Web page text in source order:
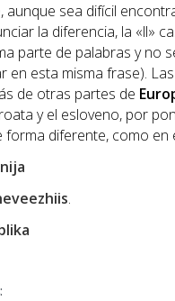
aunque sea difícil
la diferencia, la «ll»
parte de palabras y no
en esta misma frase).
de otras partes de
y el esloveno, por
diferente, como en
.